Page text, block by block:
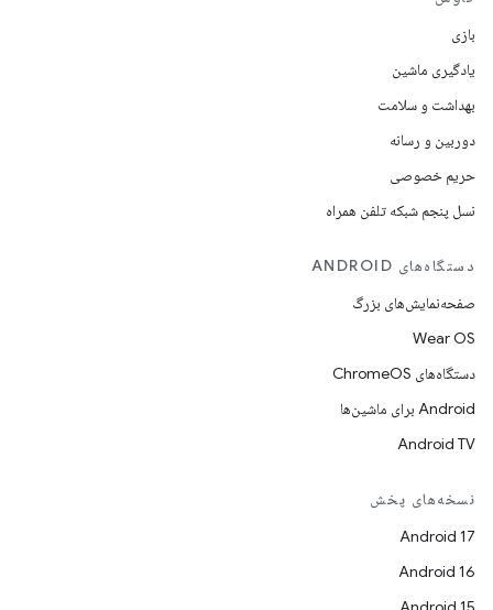
بازی
یادگیری ماشین
بهداشت و سلامت
دوربین و رسانه
حریم خصوصی
نسل پنجم شبکه تلفن همراه
دستگاه‌های ANDROID
صفحه‌نمایش‌های بزرگ
Wear OS
دستگاه‌های ChromeOS
Android برای ماشین‌ها
Android TV
نسخه‌های پخش
Android 17
Android 16